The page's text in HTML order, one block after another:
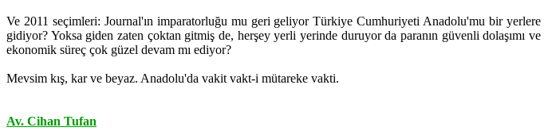
Ve 2011 seçimleri: Journal'ın imparatorluğu mu geri geliyor Türkiye Cumhuriyeti Anadolu'mu bir yerlere
gidiyor? Yoksa giden zaten çoktan gitmiş de, herşey yerli yerinde duruyor da paranın güvenli dolaşımı ve
ekonomik süreç çok güzel devam mı ediyor?
Mevsim kış, kar ve beyaz. Anadolu'da vakit vakt-i mütareke vakti.
Av. Cihan Tufan